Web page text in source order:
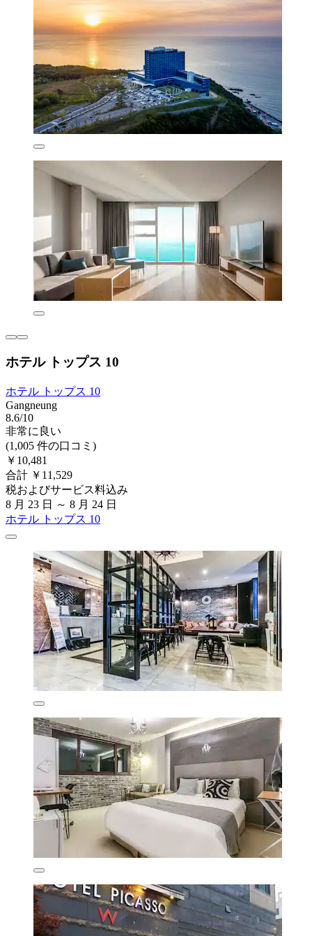
ホテル トップス 10
ホテル トップス 10
Gangneung
8.6/10
非常に良い
(1,005 件の口コミ)
￥10,481
合計 ￥11,529
税およびサービス料込み
8 月 23 日 ～ 8 月 24 日
ホテル トップス 10